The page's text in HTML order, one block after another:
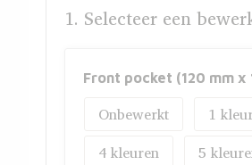
1. Selecteer een
Front pocket (120 mm x
Onbewerkt 1
4
5